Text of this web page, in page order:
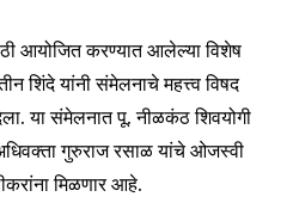
आयोजित करण्यात आलेल्या विशेष
शिंदे यांनी संमेलनाचे महत्त्व विषद
या संमेलनात पू. नीळकंठ शिवयोगी
गुरुराज रसाळ यांचे ओजस्वी
मिळणार आहे.